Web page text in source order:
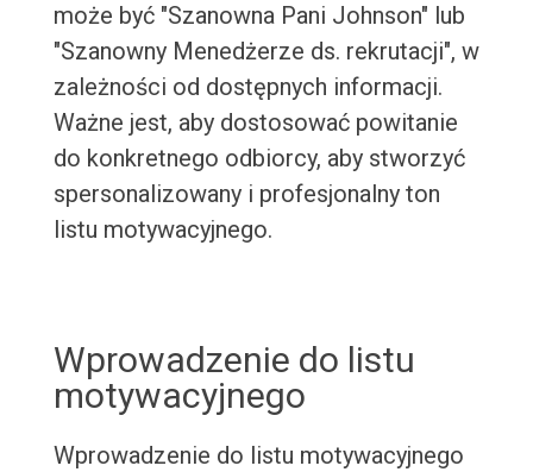
może być "Szanowna Pani Johnson" lub
"Szanowny Menedżerze ds. rekrutacji", w
zależności od dostępnych informacji.
Ważne jest, aby dostosować powitanie
do konkretnego odbiorcy, aby stworzyć
spersonalizowany i profesjonalny ton
listu motywacyjnego.
Wprowadzenie do listu
motywacyjnego
Wprowadzenie do listu motywacyjnego